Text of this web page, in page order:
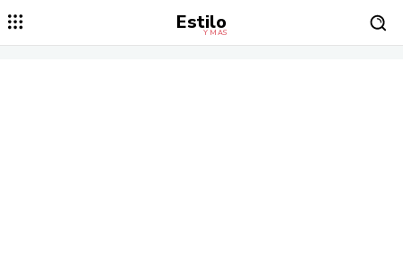
Estilo
Y MÁS